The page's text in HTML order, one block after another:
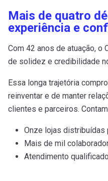
Mais de quatro
experiência e
Com 42 anos de atuação, o
de solidez e credibilidade
Essa longa trajetória
reinventar e de manter
clientes e parceiros.
Onze lojas distribuídas
Mais de mil
Atendimento qualificado